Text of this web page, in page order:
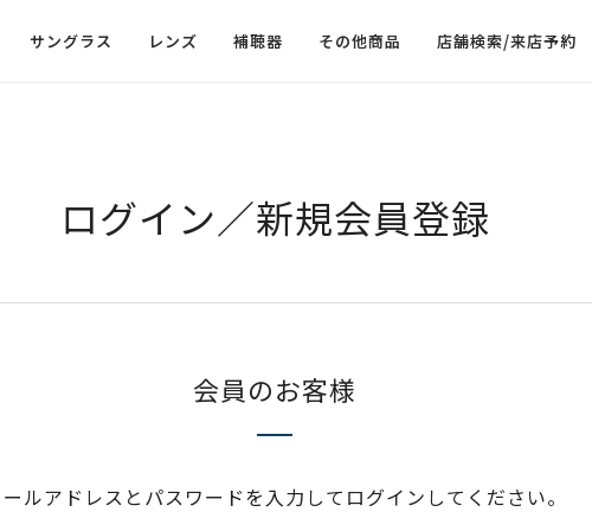
サングラス レンズ 補聴器 その他商品 店舗検索/来店予約
ログイン／新規会員登録
会員のお客様
ルアドレスとパスワードを入力してログインしてください。